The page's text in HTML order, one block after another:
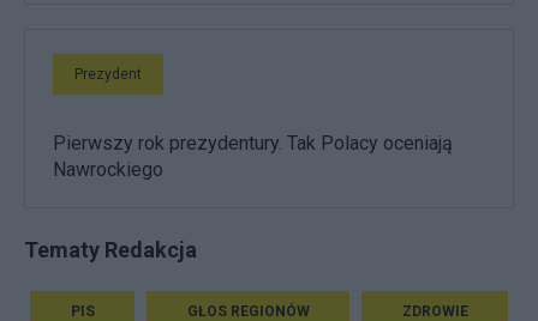
Prezydent
Pierwszy rok prezydentury. Tak Polacy oceniają
Nawrockiego
Tematy Redakcja
PIS GŁOS REGIONÓW ZDROWIE